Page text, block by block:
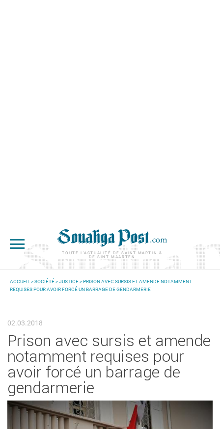
TOUTE L'ACTUALITÉ DE SAINT-MARTIN &
DE SINT MAARTEN
VOUS ÊTES ICI
ACCUEIL >SOCIÉTÉ>JUSTICE> PRISON AVEC SURSIS ET AMENDE NOTAMMENT
REQUISES POUR AVOIR FORCÉ UN BARRAGE DE GENDARMERIE
02.03.2018
Prison avec sursis et amende
notamment requises pour
avoir forcé un barrage de
gendarmerie